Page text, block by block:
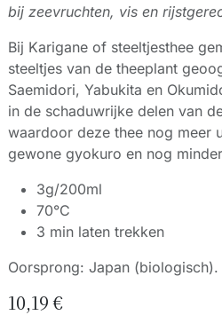
bij zeevruchten, vis en
Bij Karigane of steeltjesthee
steeltjes van de theeplant
Saemidori, Yabukita en
in de schaduwrijke delen van
waardoor deze thee nog meer
gewone gyokuro en nog
3g/200ml
70°C
3 min laten trekken
Oorsprong: Japan
10,19€